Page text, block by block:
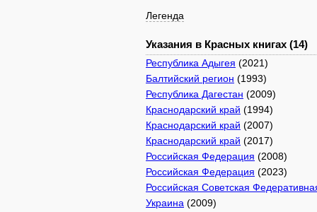
Легенда
Указания в Красных книгах (14)
Республика Адыгея (2021)
Балтийский регион (1993)
Республика Дагестан (2009)
Краснодарский край (1994)
Краснодарский край (2007)
Краснодарский край (2017)
Российская Федерация (2008)
Российская Федерация (2023)
Российская Советская
Украина (2009)